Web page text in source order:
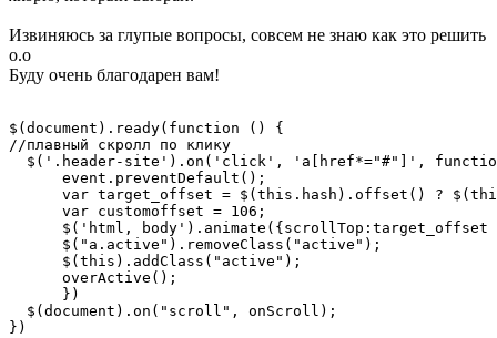
Извиняюсь за глупые вопросы, совсем не знаю как это решить
о.о
Буду очень благодарен вам!
$(document).ready(function () {
//плавный скролл по клику
$('.header-site').on('click', 'a[href*="#"]',
      event.preventDefault();
var target_offset = $(this.hash).offset() ?
      var customoffset = 106;
$('html, body').animate({scrollTop:target_offset
      $("a.active").removeClass("active");
      $(this).addClass("active");
      overActive();
      })
  $(document).on("scroll", onScroll);
})